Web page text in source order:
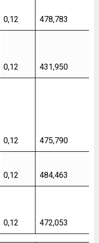
0,12 478,783
0,12 431,950
0,12 475,790
0,12 484,463
0,12 472,053